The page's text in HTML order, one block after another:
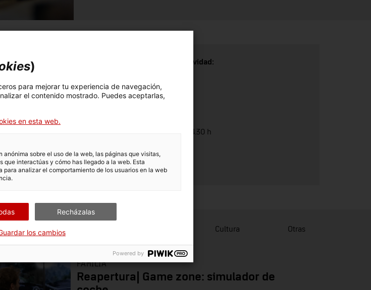
a la maqueta ferroviaria del
y dispone de un parque
Tipo de actividad:
Categoría:
De 10.30 a 14.30 h
Cultura Otras
FAMILIA
Reapertura| Game zone: simulador de
)
para mejorar tu experiencia de navegación,
el contenido mostrado. Puedes aceptarlas,
en esta web.
anónima sobre el uso de la web, las páginas que visitas,
que interactúas y cómo has llegado a la web. Esta
para analizar el comportamiento de los usuarios en la web
Recházalas
los cambios
Powered by